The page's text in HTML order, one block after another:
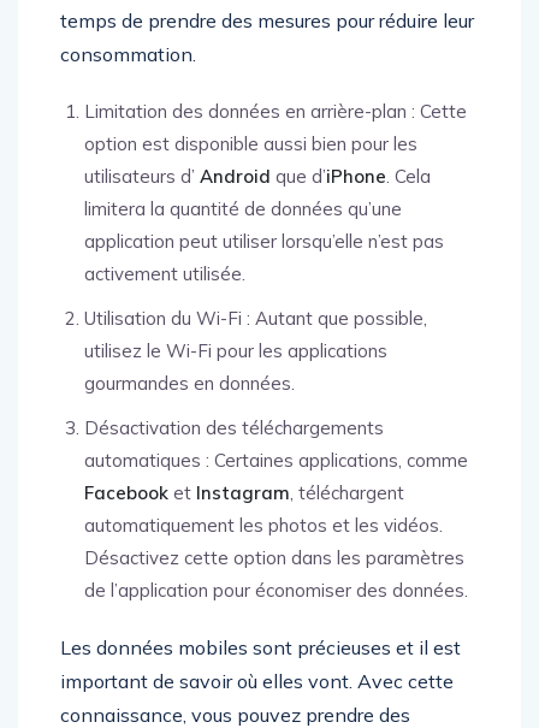
temps de prendre des mesures pour réduire leur
consommation.
Limitation des données en arrière-plan : Cette
option est disponible aussi bien pour les
utilisateurs d’ Android que d’iPhone. Cela
limitera la quantité de données qu’une
application peut utiliser lorsqu’elle n’est pas
activement utilisée.
Utilisation du Wi-Fi : Autant que possible,
utilisez le Wi-Fi pour les applications
gourmandes en données.
Désactivation des téléchargements
automatiques : Certaines applications, comme
Facebook et Instagram, téléchargent
automatiquement les photos et les vidéos.
Désactivez cette option dans les paramètres
de l’application pour économiser des données.
Les données mobiles sont précieuses et il est
important de savoir où elles vont. Avec cette
connaissance, vous pouvez prendre des